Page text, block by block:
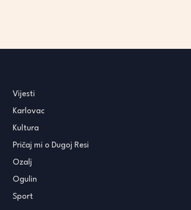
Vijesti
Karlovac
Kultura
Pričaj mi o Dugoj Resi
Ozalj
Ogulin
Sport